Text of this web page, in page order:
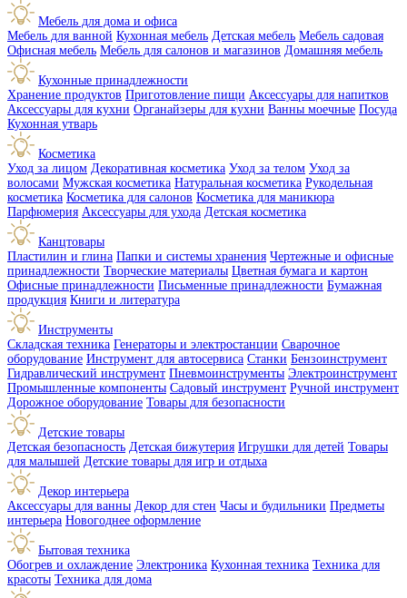
Мебель для дома и офиса
Мебель для ванной Кухонная мебель Детская мебель Мебель садовая
Офисная мебель Мебель для салонов и магазинов Домашняя мебель
Кухонные принадлежности
Хранение продуктов Приготовление пищи Аксессуары для напитков
Аксессуары для кухни Органайзеры для кухни Ванны моечные Посуда
Кухонная утварь
Косметика
Уход за лицом Декоративная косметика Уход за телом Уход за
волосами Мужская косметика Натуральная косметика Рукодельная
косметика Косметика для салонов Косметика для маникюра
Парфюмерия Аксессуары для ухода Детская косметика
Канцтовары
Пластилин и глина Папки и системы хранения Чертежные и офисные
принадлежности Творческие материалы Цветная бумага и картон
Офисные принадлежности Письменные принадлежности Бумажная
продукция Книги и литература
Инструменты
Складская техника Генераторы и электростанции Сварочное
оборудование Инструмент для автосервиса Станки Бензоинструмент
Гидравлический инструмент Пневмоинструменты Электроинструмент
Промышленные компоненты Садовый инструмент Ручной инструмент
Дорожное оборудование Товары для безопасности
Детские товары
Детская безопасность Детская бижутерия Игрушки для детей Товары
для малышей Детские товары для игр и отдыха
Декор интерьера
Аксессуары для ванны Декор для стен Часы и будильники Предметы
интерьера Новогоднее оформление
Бытовая техника
Обогрев и охлаждение Электроника Кухонная техника Техника для
красоты Техника для дома